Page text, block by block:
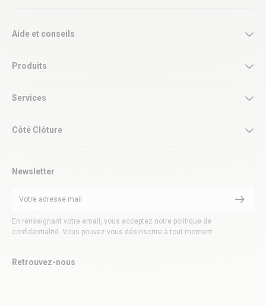
Aide et conseils
Produits
Services
Côté Clôture
Newsletter
En renseignant votre email, vous acceptez notre politique de
confidentialité. Vous pouvez vous désinscrire à tout moment.
Retrouvez-nous